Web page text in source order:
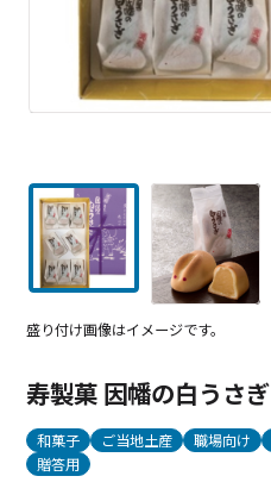
盛り付け画像はイメージです。
寿製菓 因幡の白うさぎ
和菓子 ご当地土産 職場向け
贈答用